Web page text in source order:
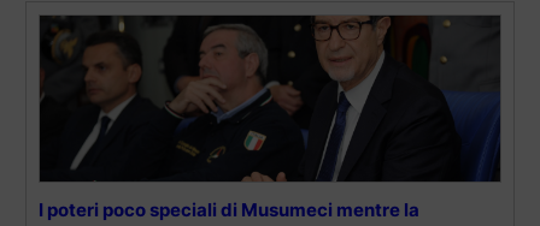
I poteri poco speciali di Musumeci mentre la